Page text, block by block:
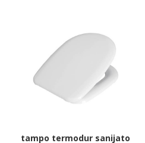
tampo termodur sanijato